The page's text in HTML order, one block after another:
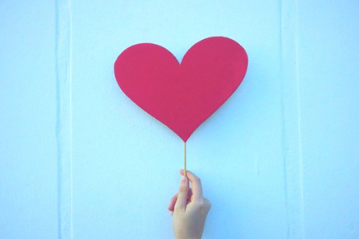
沖縄を訪れたらぜひ足を運んでほしい場所として、ゴリさん
は国際通り近くの「せんべろ街」を紹介しました。「そこだ
け東南アジアの空気感もあるので、1つの場所で2つの旅行を
しているみたい」と、その独特の魅力を語ります。
なかでもおすすめとして挙げたのが「米仙」です。お酒3杯に
牛の握りが絶品」だと紹介。「炙りと生があるんですけど、
炙らないほうがおすすめです」と、地元ならではの楽しみ方
本土復帰当時の記憶はありませんが、「僕らは“復帰っ子”と言
われている」と話すゴリさん。両親からは、復帰直後の沖縄
の活気や、ドルから円への切り替えをめぐる混乱を聞いて育
ちました。なかでも「『円になったほうがお金が減る』と文
句を言っていた」というエピソードは、当時ならではの出来
事として印象に残っているそうです。
阪へ。しかし翌朝、父親の姿はなく、「今日からおじさんと
おばさんと暮らすんだよ」と告げられます。「映画みたいな
嘘みたいな話で」と振り返るように、突然始まった新生活に
戸惑い、転校先でも誰とも話せない日々が続きました。